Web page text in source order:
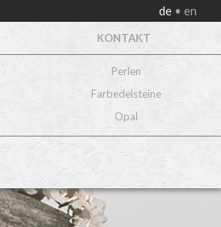
de en
KONTAKT
Perlen
Farbedelsteine
Opal